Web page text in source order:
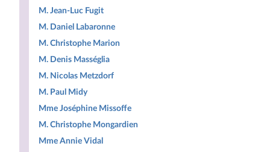
M. Jean-Luc Fugit
M. Daniel Labaronne
M. Christophe Marion
M. Denis Masséglia
M. Nicolas Metzdorf
M. Paul Midy
Mme Joséphine Missoffe
M. Christophe Mongardien
Mme Annie Vidal